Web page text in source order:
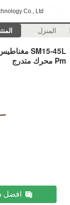
Co., Ltd.
المنزل
Pm محرك متدرج
افضل